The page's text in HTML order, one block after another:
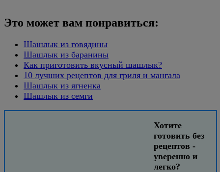
Это может вам понравиться:
Шашлык из говядины
Шашлык из баранины
Как приготовить вкусный шашлык?
10 лучших рецептов для гриля и мангала
Шашлык из ягненка
Шашлык из семги
Хотите
готовить без
рецептов -
уверенно и
легко?